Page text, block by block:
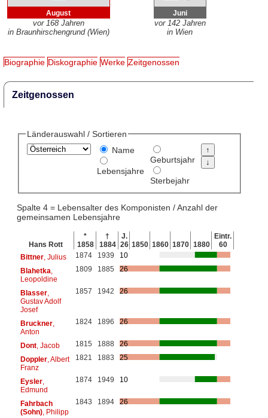
August
vor 168 Jahren
in Braunhirschengrund (Wien)
Juni
vor 142 Jahren
in Wien
Biographie Diskographie Werke Zeitgenossen
Zeitgenossen
Länderauswahl / Sortieren
Name
Lebensjahre
Geburtsjahr
Sterbejahr
Spalte 4 = Lebensalter des Komponisten / Anzahl der
gemeinsamen Lebensjahre
Hans Rott
*
1858
†
1884
J.
26 1850 1860 1870 1880
Eintr.
60
Bittner, Julius 1874 1939
10
Blahetka
Leopoldine
1809 1885 26
Blasser,
Gustav Adolf
Josef
1857 1942 26
Bruckner,
Anton
1824 1896 26
Dont, Jacob 1815 1888
26
Doppler, Albert
Franz
1821 1883 25
Eysler,
Edmund
1874 1949 10
Fahrbach
(Sohn), Philipp
1843 1894 26